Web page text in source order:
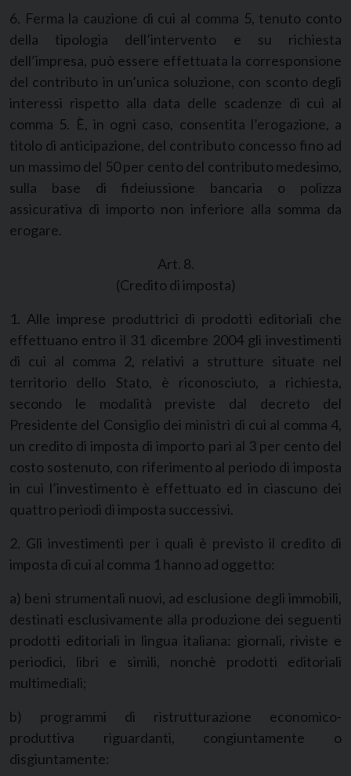
6. Ferma la cauzione di cui al comma 5, tenuto conto
della tipologia dell’intervento e su richiesta
dell’impresa, può essere effettuata la corresponsione
del contributo in un’unica soluzione, con sconto degli
interessi rispetto alla data delle scadenze di cui al
comma 5. È, in ogni caso, consentita l’erogazione, a
titolo di anticipazione, del contributo concesso fino ad
un massimo del 50 per cento del contributo medesimo,
sulla base di fideiussione bancaria o polizza
assicurativa di importo non inferiore alla somma da
erogare.
Art. 8.
(Credito di imposta)
1. Alle imprese produttrici di prodotti editoriali che
effettuano entro il 31 dicembre 2004 gli investimenti
di cui al comma 2, relativi a strutture situate nel
territorio dello Stato, è riconosciuto, a richiesta,
secondo le modalità previste dal decreto del
Presidente del Consiglio dei ministri di cui al comma 4,
un credito di imposta di importo pari al 3 per cento del
costo sostenuto, con riferimento al periodo di imposta
in cui l’investimento è effettuato ed in ciascuno dei
quattro periodi di imposta successivi.
2. Gli investimenti per i quali è previsto il credito di
imposta di cui al comma 1 hanno ad oggetto:
a) beni strumentali nuovi, ad esclusione degli immobili,
destinati esclusivamente alla produzione dei seguenti
prodotti editoriali in lingua italiana: giornali, riviste e
periodici, libri e simili, nonchè prodotti editoriali
multimediali;
b) programmi di ristrutturazione economico-
produttiva riguardanti, congiuntamente o
disgiuntamente: